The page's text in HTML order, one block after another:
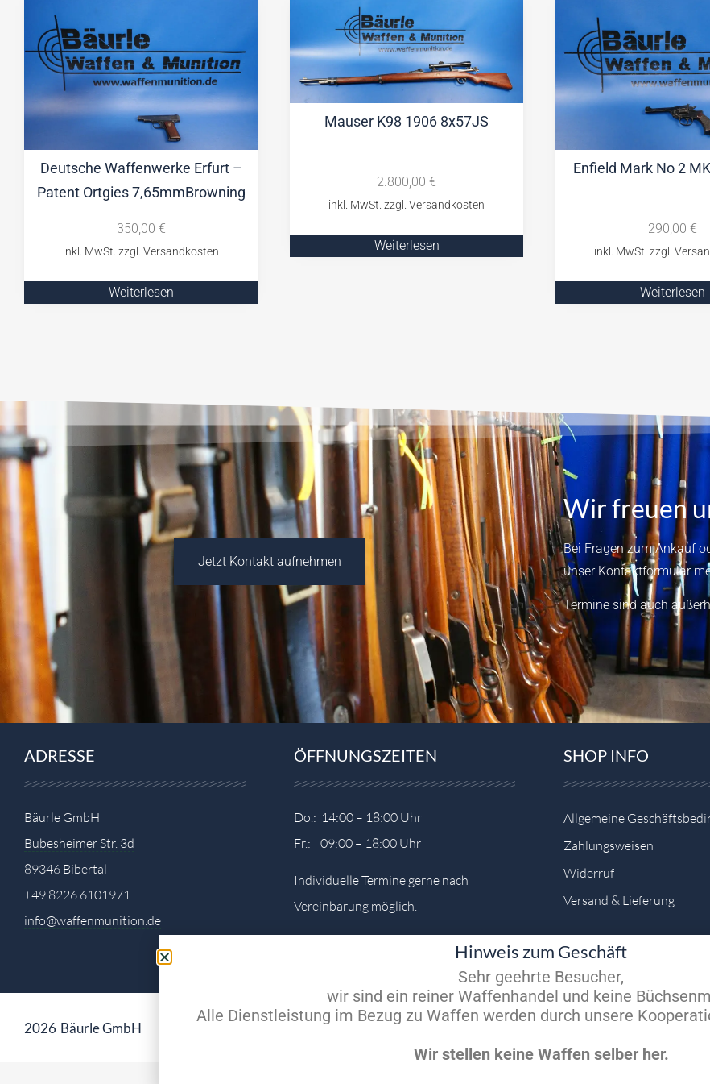
Deutsche Waffenwerke Erfurt –
Patent Ortgies 7,65mmBrowning
350,00 €
Weiterlesen
Mauser K98 1906 8x57JS
2.800,00 €
Weiterlesen
Enfield Mark No 2
290,00 €
Weiterlesen
Jetzt Kontakt aufnehmen
Wir freuen
Bei Fragen zum Ankauf
unser Kontaktformular
Termine sind auch
ADRESSE
Bäurle GmbH
Bubesheimer Str. 3d
89346 Bibertal
+49 8226 6101971
info@waffenmunition.de
ÖFFNUNGSZEITEN
Do.: 14:00 – 18:00 Uhr
Fr.: 09:00 – 18:00 Uhr
Individuelle Termine gerne nach
Vereinbarung möglich.
SHOP INFO
Allgemeine
Zahlungsweisen
Widerruf
Versand & Lieferung
2026 Bäurle GmbH
Hinweis zum Geschäft
Sehr geehrte Besucher,
wir sind ein reiner Waffenhandel und keine
Alle Dienstleistung im Bezug zu Waffen werden durch unsere
Wir stellen keine Waffen selber her.